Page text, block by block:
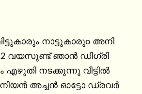
നാട്ടുകാരുo അനി
22 വയസുണ്ട് ഞാൻ ഡിഗ്രി
എഴുതി നടക്കുന്നു വീട്ടിൽ
അച്ചൻ ഓട്ടോ ഡ്രവർ